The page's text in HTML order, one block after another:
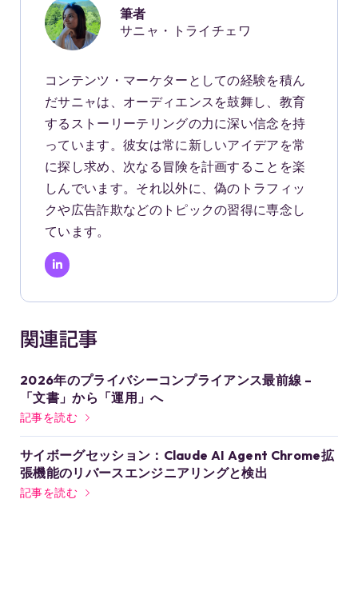
筆者
サニャ・トライチェワ
コンテンツ・マーケターとしての経験を積ん
だサニャは、オーディエンスを鼓舞し、教育
するストーリーテリングの力に深い信念を持
っています。彼女は常に新しいアイデアを常
に探し求め、次なる冒険を計画することを楽
しんでいます。それ以外に、偽のトラフィッ
クや広告詐欺などのトピックの習得に専念し
ています。
関連記事
2026年のプライバシーコンプライアンス最前線 –
「文書」から「運用」へ
記事を読む
サイボーグセッション：Claude AI Agent Chrome拡
張機能のリバースエンジニアリングと検出
記事を読む